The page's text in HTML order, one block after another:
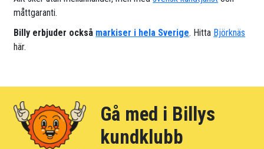
måttgaranti.
Billy erbjuder också markiser i hela Sverige. Hitta Björknäs
här.
Gå med i Billys
kundklubb